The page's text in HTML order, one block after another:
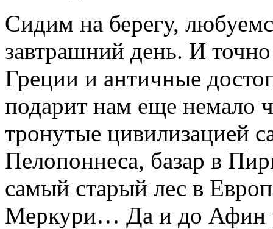
Сидим на берегу,
завтрашний день. И
Греции и античные
подарит нам еще немало
тронутые цивилизацией
Пелопоннеса, базар в
самый старый лес в
Меркури… Да и до Афин